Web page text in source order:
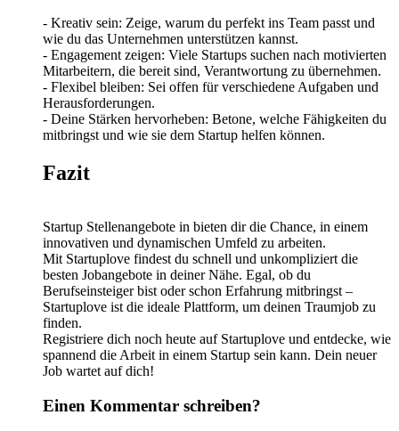
- Kreativ sein: Zeige, warum du perfekt ins Team passt und
wie du das Unternehmen unterstützen kannst.
- Engagement zeigen: Viele Startups suchen nach motivierten
Mitarbeitern, die bereit sind, Verantwortung zu übernehmen.
- Flexibel bleiben: Sei offen für verschiedene Aufgaben und
Herausforderungen.
- Deine Stärken hervorheben: Betone, welche Fähigkeiten du
mitbringst und wie sie dem Startup helfen können.
Fazit
Startup Stellenangebote in bieten dir die Chance, in einem
innovativen und dynamischen Umfeld zu arbeiten.
Mit Startuplove findest du schnell und unkompliziert die
besten Jobangebote in deiner Nähe. Egal, ob du
Berufseinsteiger bist oder schon Erfahrung mitbringst –
Startuplove ist die ideale Plattform, um deinen Traumjob zu
finden.
Registriere dich noch heute auf Startuplove und entdecke, wie
spannend die Arbeit in einem Startup sein kann. Dein neuer
Job wartet auf dich!
Einen Kommentar schreiben?